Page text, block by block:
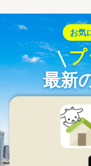
お気
プ
最新